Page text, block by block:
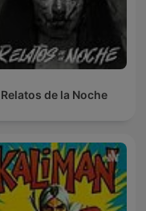
Relatos de la Noche